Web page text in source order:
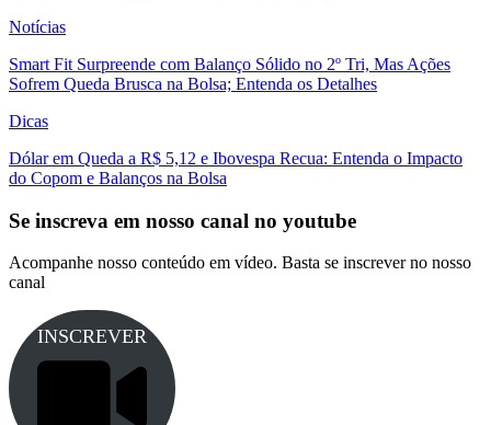
Notícias
Smart Fit Surpreende com Balanço Sólido no 2º Tri, Mas Ações
Sofrem Queda Brusca na Bolsa; Entenda os Detalhes
Dicas
Dólar em Queda a R$ 5,12 e Ibovespa Recua: Entenda o Impacto
do Copom e Balanços na Bolsa
Se inscreva em nosso canal no youtube
Acompanhe nosso conteúdo em vídeo. Basta se inscrever no nosso
canal
INSCREVER